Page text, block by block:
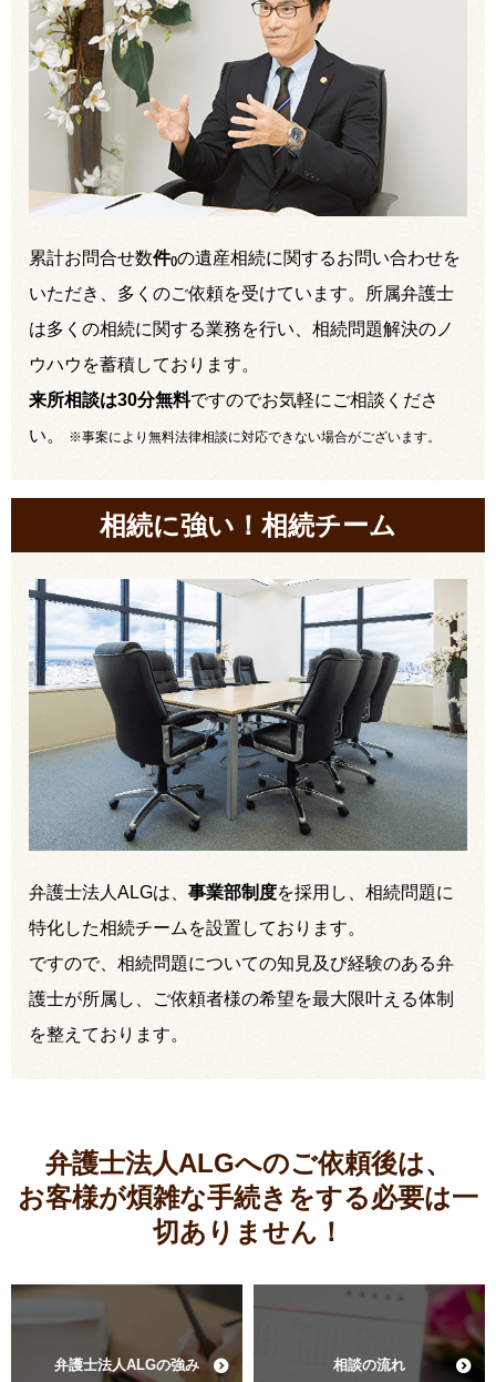
累計お問合せ数件()の遺産相続に関するお問い合わせを
いただき、多くのご依頼を受けています。所属弁護士
は多くの相続に関する業務を行い、相続問題解決のノ
ウハウを蓄積しております。
来所相談は30分無料ですのでお気軽にご相談くださ
い。
※事案により無料法律相談に対応できない場合がございます。
相続に強い！相続チーム
弁護士法人ALGは、 事業部制度を採用し、相続問題に
特化した相続チームを設置しております。
ですので、相続問題についての知見及び経験のある弁
護士が所属し、ご依頼者様の希望を最大限叶える体制
を整えております。
弁護士法人ALGへのご依頼後は、
お客様が煩雑な手続きをする必要は一
切ありません！
弁護士法人ALGの強み 相談の流れ